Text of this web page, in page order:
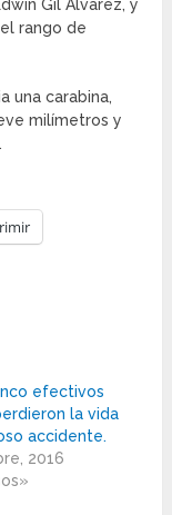
Gil Álvarez, y
rango de
una carabina,
milímetros y
efectivos
la vida
accidente.
2016